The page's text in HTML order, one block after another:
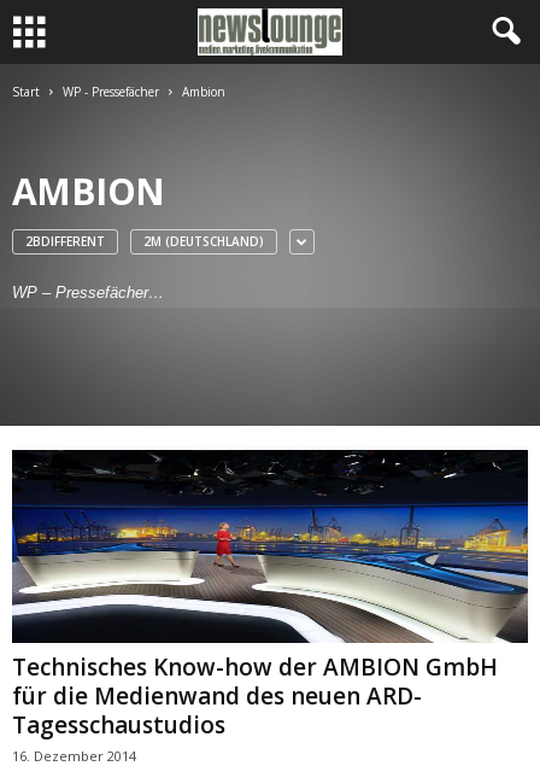
Start WP - Pressefächer Ambion
AMBION
2BDIFFERENT 2M (DEUTSCHLAND)
WP – Pressefächer…
Technisches Know-how der AMBION GmbH
für die Medienwand des neuen ARD-
Tagesschaustudios
16. Dezember 2014